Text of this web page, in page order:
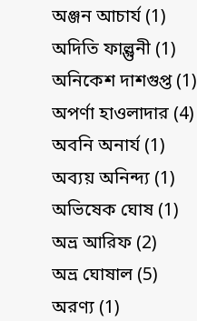
অঞ্জন আচার্য (1)
অদিতি ফাল্গুনী (1)
অনিকেশ দাশগুপ্ত (1)
অপর্ণা হাওলাদার (4)
অবনি অনার্য (1)
অব্যয় অনিন্দ্য (1)
অভিষেক ঘোষ (1)
অভ্র আরিফ (2)
অভ্র ঘোষাল (5)
অরণ্য (1)